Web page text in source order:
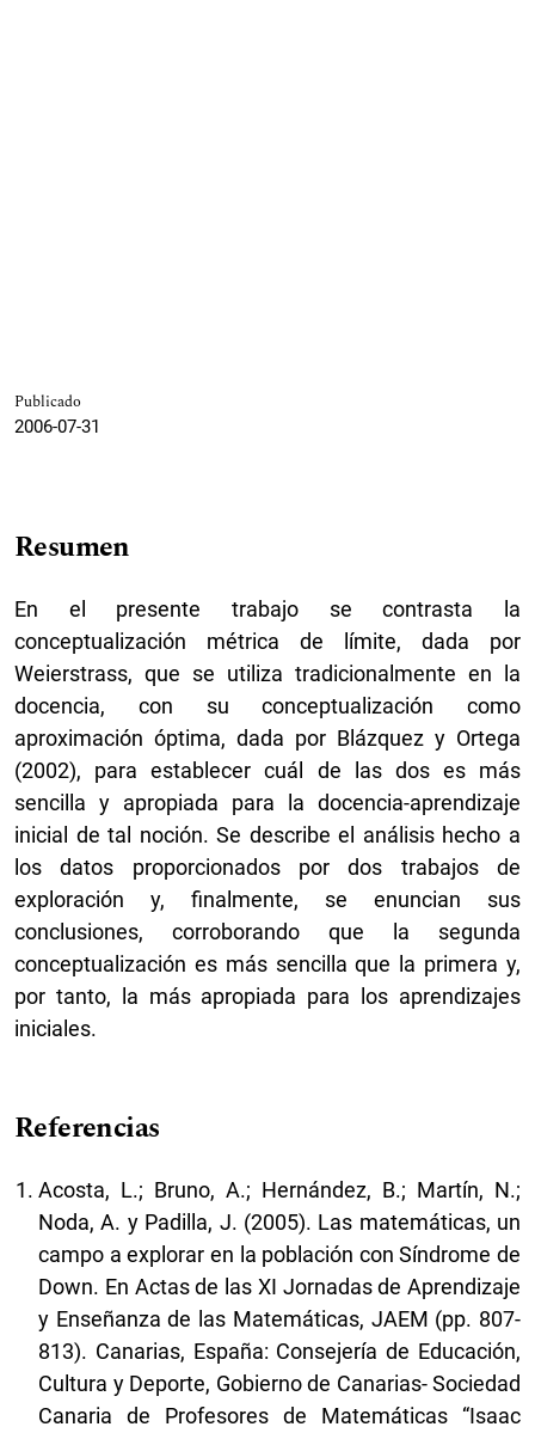
Publicado
2006-07-31
Resumen
En el presente trabajo se contrasta la
conceptualización métrica de límite, dada por
Weierstrass, que se utiliza tradicionalmente en la
docencia, con su conceptualización como
aproximación óptima, dada por Blázquez y Ortega
(2002), para establecer cuál de las dos es más
sencilla y apropiada para la docencia-aprendizaje
inicial de tal noción. Se describe el análisis hecho a
los datos proporcionados por dos trabajos de
exploración y, finalmente, se enuncian sus
conclusiones, corroborando que la segunda
conceptualización es más sencilla que la primera y,
por tanto, la más apropiada para los aprendizajes
iniciales.
Referencias
Acosta, L.; Bruno, A.; Hernández, B.; Martín, N.;
Noda, A. y Padilla, J. (2005). Las matemáticas, un
campo a explorar en la población con Síndrome de
Down. En Actas de las XI Jornadas de Aprendizaje
y Enseñanza de las Matemáticas, JAEM (pp. 807-
813). Canarias, España: Consejería de Educación,
Cultura y Deporte, Gobierno de Canarias- Sociedad
Canaria de Profesores de Matemáticas “Isaac